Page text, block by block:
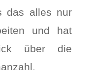
das alles nur
und hat
über die